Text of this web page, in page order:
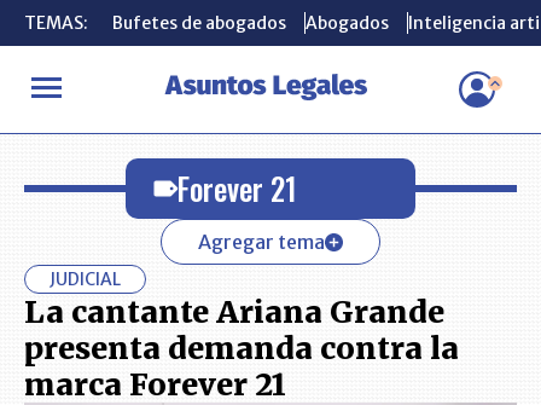
TEMAS: Bufetes de abogados Abogados Inteligencia
INICIO Forever 21
TEMAS: Bufetes de abogados Abogados Inteligencia
Forever 21
Agregar tema
JUDICIAL
La cantante Ariana Grande
presenta demanda contra la
marca Forever 21